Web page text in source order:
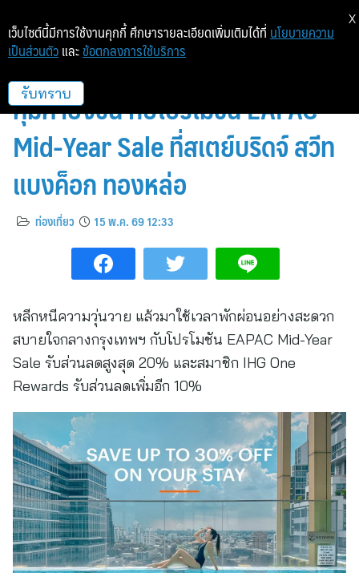
พักผ่อนใจกลางกรุงเทพฯ ได้อย่าง
คุ้มค่ายิ่งขึ้น กับโปรโมชัน EAPAC
Mid-Year Sale ที่สเตย์บริดจ์ สวีท
แบงค็อก ทองหล่อ
ท่องเที่ยว 15 พ.ค. 69 12:33
หลีกหนีความวุ่นวาย แล้วมาใช้เวลาพักผ่อนอย่างสะดวก
สบายใจกลางกรุงเทพฯ กับโปรโมชัน EAPAC Mid-Year
Sale รับส่วนลดสูงสุด 20% และสมาชิก IHG One
Rewards รับส่วนลดเพิ่มอีก 10%
เว็บไซต์นี้มีการใช้งานคุกกี้ ศึกษารายละเอียดเพิ่มเติมได้ที่ นโยบายความ
เป็นส่วนตัว และ ข้อตกลงการใช้บริการ
รับทราบ
X